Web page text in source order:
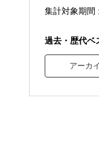
集計対象期間 :
過去・歴代ベ
アーカ